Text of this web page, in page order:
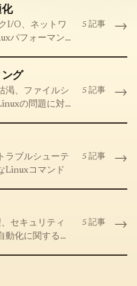
I/O、ネットワ
パフォーマン
5 記事 →
グ
渇、ファイルシ
の問題に対
5 記事 →
ラブルシューテ
Linuxコマンド
5 記事 →
セキュリティ
動化に関する
5 記事 →